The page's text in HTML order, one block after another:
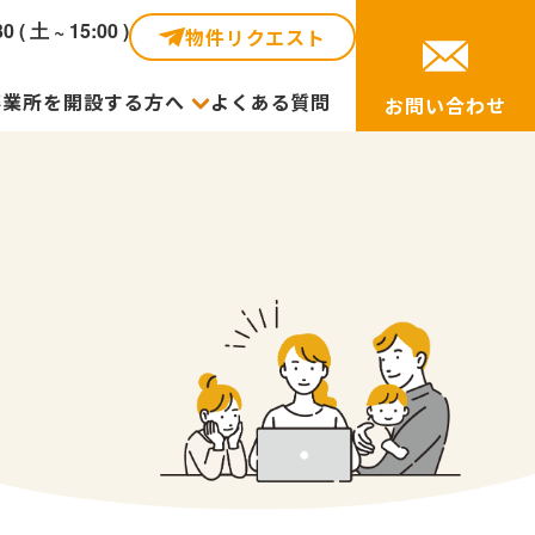
( 土 ~ 15:00 ) 物件リクエスト
所を開設する方へ よくある質問 お問い合わせ